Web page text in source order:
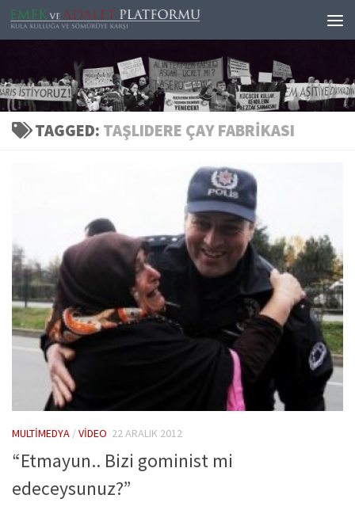
Skip to content
TAGGED: TAŞLIDERE ÇAY FABRIKASI
MULTIMEDYA /VIDEO 22 ARALIK 2012
“Etmayun.. Bizi gominist mi
edeceysunuz?”